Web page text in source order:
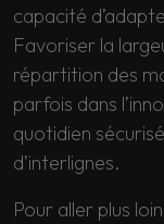
capacité
Favoriser la
répartition des
parfois dans
quotidien
d’interlignes.
Pour aller plus